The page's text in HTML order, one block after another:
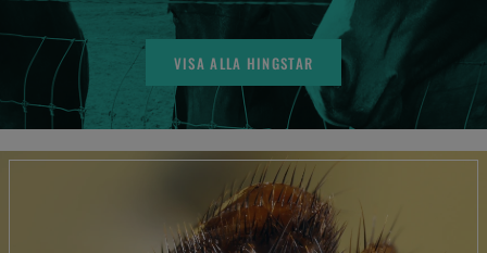
VISA ALLA HINGSTAR